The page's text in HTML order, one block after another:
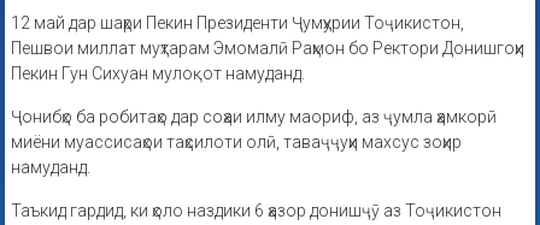
12 май дар шаҳри Пекин Президенти Ҷумҳурии Тоҷикистон,
Пешвои миллат муҳтарам Эмомалӣ Раҳмон бо Ректори Донишгоҳи
Пекин Гун Сихуан мулоқот намуданд.
Ҷонибҳо ба робитаҳо дар соҳаи илму маориф, аз ҷумла ҳамкорӣ
миёни муассисаҳои таҳсилоти олӣ, таваҷҷуҳи махсус зоҳир
намуданд.
Таъкид гардид, ки ҳоло наздики 6 ҳазор донишҷӯ аз Тоҷикистон